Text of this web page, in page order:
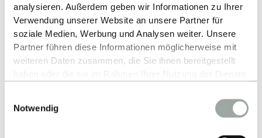
analysieren. Außerdem geben wir Informationen zu Ihrer
Verwendung unserer Website an unsere Partner für
soziale Medien, Werbung und Analysen weiter. Unsere
Partner führen diese Informationen möglicherweise mit
weiteren Daten zusammen, die Sie ihnen bereitgestellt
Alles zum Thema Cookies und personenbezogene
Datenverarbeitung entnehmen Sie unserer
Notwendig
ALLE EVENTS